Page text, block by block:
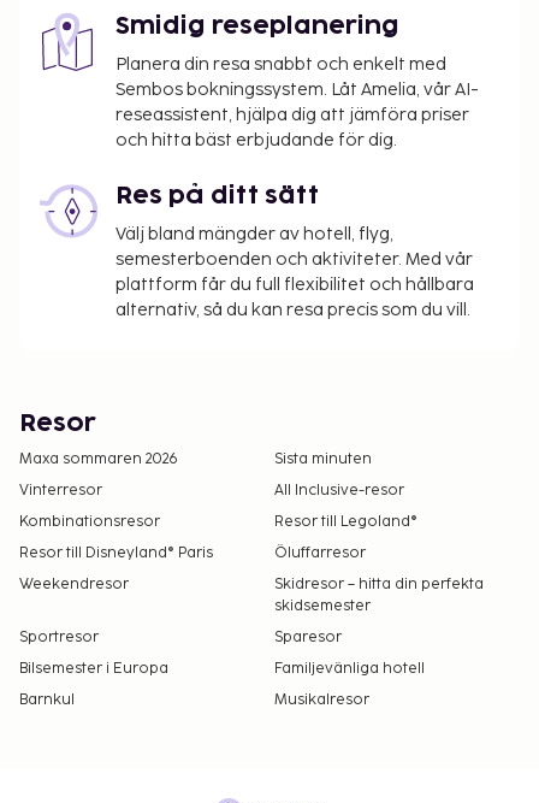
Smidig reseplanering
Planera din resa snabbt och enkelt med
Sembos bokningssystem. Låt Amelia, vår AI-
reseassistent, hjälpa dig att jämföra priser
och hitta bäst erbjudande för dig.
Res på ditt sätt
Välj bland mängder av hotell, flyg,
semesterboenden och aktiviteter. Med vår
plattform får du full flexibilitet och hållbara
alternativ, så du kan resa precis som du vill.
Resor
Maxa sommaren 2026
Sista minuten
Vinterresor
All Inclusive-resor
Kombinationsresor
Resor till Legoland®
Resor till Disneyland® Paris
Öluffarresor
Weekendresor
Skidresor – hitta din perfekta
skidsemester
Sportresor
Sparesor
Bilsemester i Europa
Familjevänliga hotell
Barnkul
Musikalresor